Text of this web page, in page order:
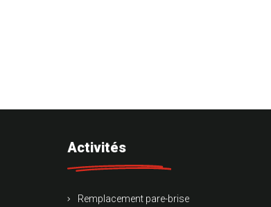
Activités
Remplacement pare-brise